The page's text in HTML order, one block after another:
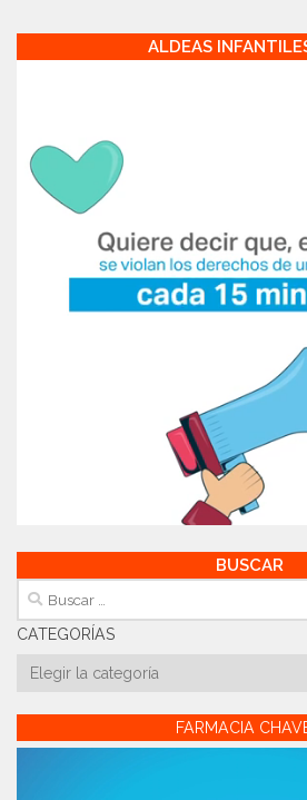
ALDEAS
BUSCAR
Buscar:
CATEGORÍAS
Categorías
FARMACIA